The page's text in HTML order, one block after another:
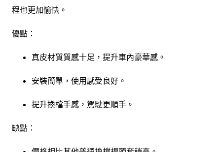
程也更加愉快。
優點：
真皮材質質感十足，提升車內豪華感。
安裝簡單，使用感受良好。
提升換檔手感，駕駛更順手。
缺點：